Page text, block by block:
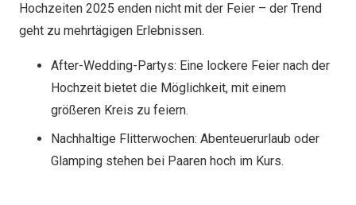
Hochzeiten 2025 enden nicht mit der Feier – der Trend
geht zu mehrtägigen Erlebnissen.
After-Wedding-Partys: Eine lockere Feier nach der
Hochzeit bietet die Möglichkeit, mit einem
größeren Kreis zu feiern.
Nachhaltige Flitterwochen: Abenteuerurlaub oder
Glamping stehen bei Paaren hoch im Kurs.